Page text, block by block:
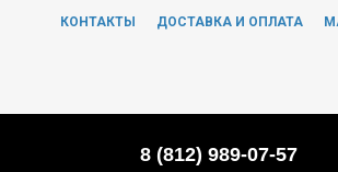
КОНТАКТЫ ДОСТАВКА И ОПЛАТА
8 (812) 989-07-57
ЧТО БУДЕМ ИСКАТЬ?